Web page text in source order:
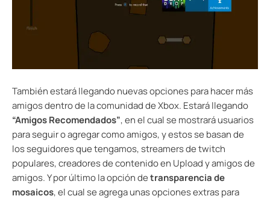
También estará llegando nuevas opciones para hacer más
amigos dentro de la comunidad de Xbox. Estará llegando
“Amigos Recomendados”, en el cual se mostrará usuarios
para seguir o agregar como amigos, y estos se basan de
los seguidores que tengamos, streamers de twitch
populares, creadores de contenido en Upload y amigos de
amigos. Y por último la opción detransparencia de
mosaicos, el cual se agrega unas opciones extras para